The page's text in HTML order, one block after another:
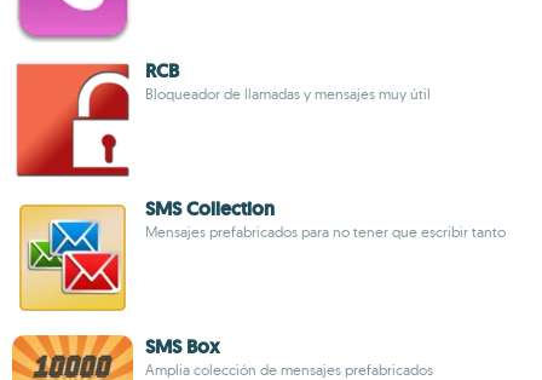
RCB
Bloqueador de llamadas y mensajes muy útil
SMS Collection
Mensajes prefabricados para no tener que escribir tanto
SMS Box
Amplia colección de mensajes prefabricados